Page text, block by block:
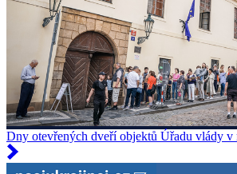
Dny otevřených dveří objektů Úřadu vlády v